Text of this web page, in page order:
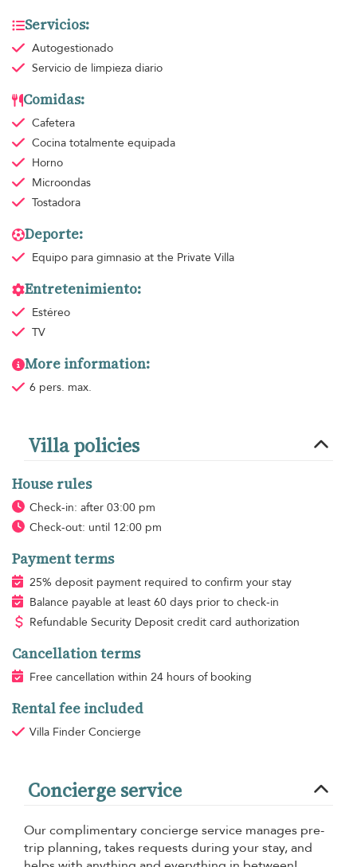
Servicios:
Autogestionado
Servicio de limpieza diario
Comidas:
Cafetera
Cocina totalmente equipada
Horno
Microondas
Tostadora
Deporte:
Equipo para gimnasio at the Private Villa
Entretenimiento:
Estéreo
TV
More information:
6 pers. max.
Villa policies
House rules
Check-in: after 03:00 pm
Check-out: until 12:00 pm
Payment terms
25% deposit payment required to confirm your stay
Balance payable at least 60 days prior to check-in
Refundable Security Deposit credit card authorization
Cancellation terms
Free cancellation within 24 hours of booking
Rental fee included
Villa Finder Concierge
Concierge service
Our complimentary concierge service manages pre-
trip planning, takes requests during your stay, and